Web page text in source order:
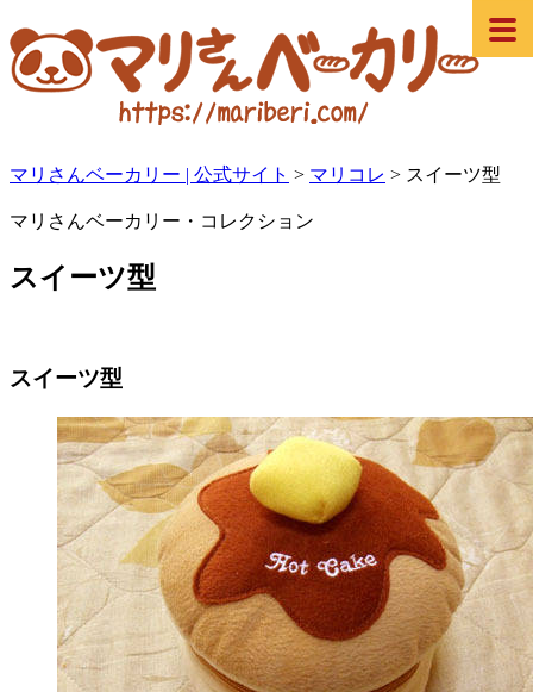
マリさんベーカリー | 公式サイト > マリコレ > スイーツ型
マリさんベーカリー・コレクション
スイーツ型
スイーツ型